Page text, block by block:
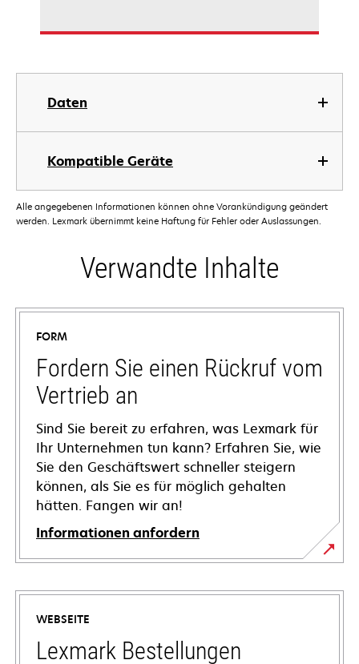
Daten
Kompatible Geräte
Alle angegebenen Informationen können ohne Vorankündigung geändert
werden. Lexmark übernimmt keine Haftung für Fehler oder Auslassungen.
Verwandte Inhalte
FORM
Fordern Sie einen Rückruf vom
Vertrieb an
Sind Sie bereit zu erfahren, was Lexmark für
Ihr Unternehmen tun kann? Erfahren Sie, wie
Sie den Geschäftswert schneller steigern
können, als Sie es für möglich gehalten
hätten. Fangen wir an!
Informationen anfordern
WEBSEITE
Lexmark Bestellungen